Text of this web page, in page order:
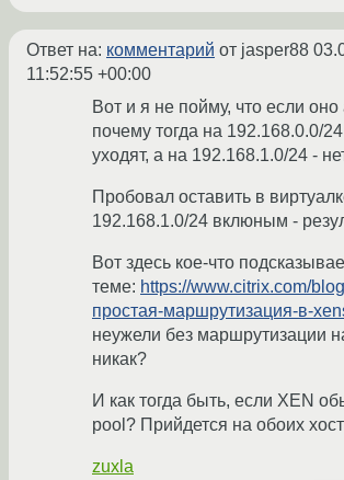
Ответ на: комментарий от jasper88
11:52:55 +00:00
Вот и я не пойму, что если оно
почему тогда на 192.168.0.0/
уходят, а на 192.168.1.0/24 -
Пробовал оставить в
192.168.1.0/24 вклюным -
Вот здесь кое-что
теме: https://www.citrix.com/
простая-маршрутизация-в-
неужели без маршрутизации
никак?
И как тогда быть, если XEN
pool? Прийдется на обоих
zuxla